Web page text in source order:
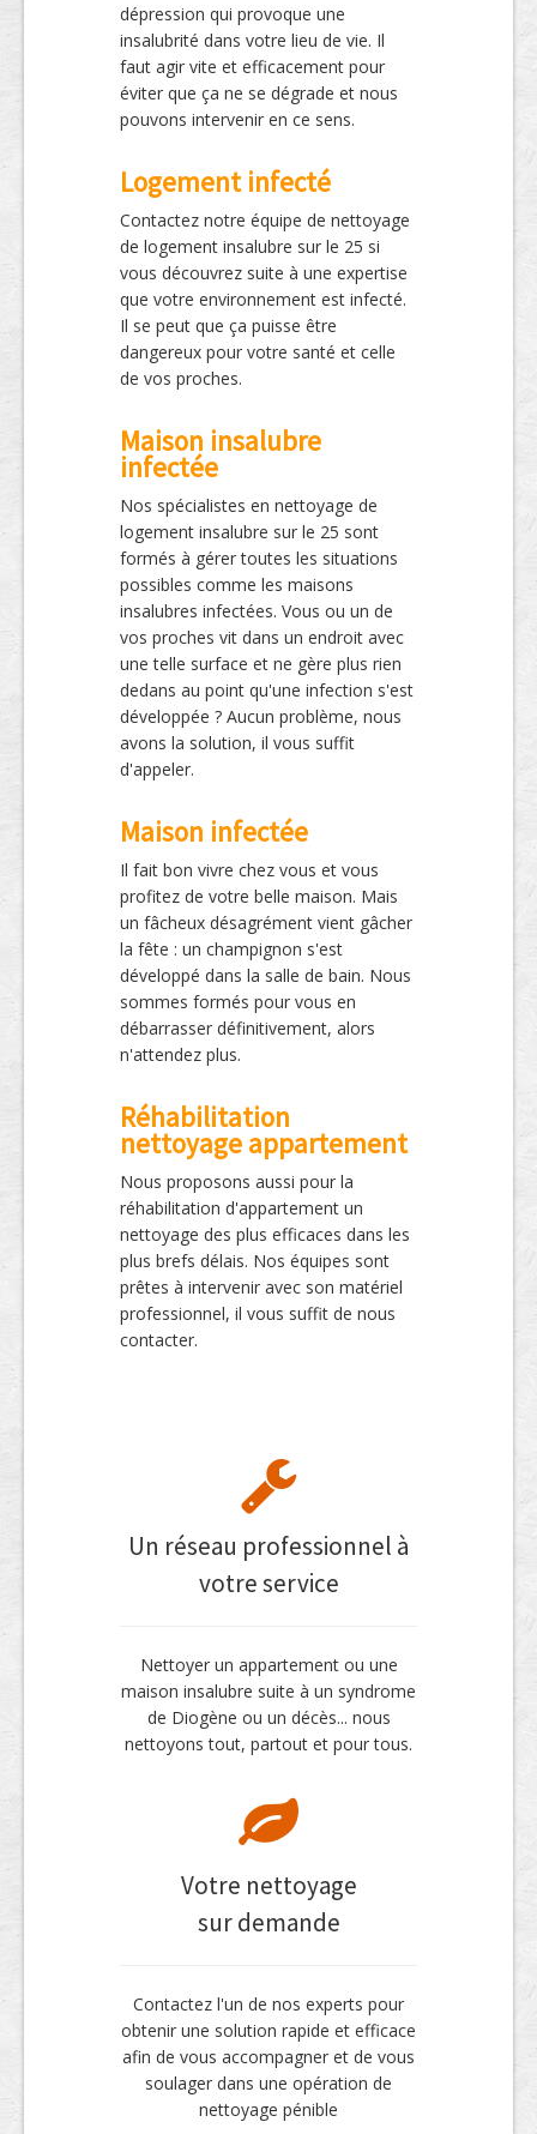
dépression qui provoque une
insalubrité dans votre lieu de vie. Il
faut agir vite et efficacement pour
éviter que ça ne se dégrade et nous
pouvons intervenir en ce sens.
Logement infecté
Contactez notre équipe de nettoyage
de logement insalubre sur le 25 si
vous découvrez suite à une expertise
que votre environnement est infecté.
Il se peut que ça puisse être
dangereux pour votre santé et celle
de vos proches.
Maison insalubre
infectée
Nos spécialistes en nettoyage de
logement insalubre sur le 25 sont
formés à gérer toutes les situations
possibles comme les maisons
insalubres infectées. Vous ou un de
vos proches vit dans un endroit avec
une telle surface et ne gère plus rien
dedans au point qu'une infection s'est
développée ? Aucun problème, nous
avons la solution, il vous suffit
d'appeler.
Maison infectée
Il fait bon vivre chez vous et vous
profitez de votre belle maison. Mais
un fâcheux désagrément vient gâcher
la fête : un champignon s'est
développé dans la salle de bain. Nous
sommes formés pour vous en
débarrasser définitivement, alors
n'attendez plus.
Réhabilitation
nettoyage appartement
Nous proposons aussi pour la
réhabilitation d'appartement un
nettoyage des plus efficaces dans les
plus brefs délais. Nos équipes sont
prêtes à intervenir avec son matériel
professionnel, il vous suffit de nous
contacter.
Un réseau professionnel à
votre service
Nettoyer un appartement ou une
maison insalubre suite à un syndrome
de Diogène ou un décès... nous
nettoyons tout, partout et pour tous.
Votre nettoyage
sur demande
Contactez l'un de nos experts pour
obtenir une solution rapide et efficace
afin de vous accompagner et de vous
soulager dans une opération de
nettoyage pénible